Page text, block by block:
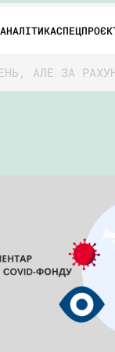
АНАЛІТИКА
АЛЕ ЗА